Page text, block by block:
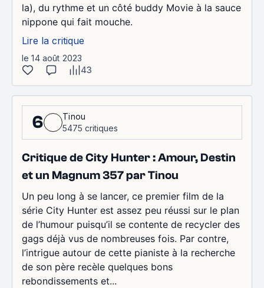
la), du rythme et un côté buddy Movie à la sauce
nippone qui fait mouche.
Lire la critique
le 14 août 2023
43
6
Tinou
5475 critiques
Critique de City Hunter : Amour, Destin
et un Magnum 357 par Tinou
Un peu long à se lancer, ce premier film de la
série City Hunter est assez peu réussi sur le plan
de l’humour puisqu’il se contente de recycler des
gags déjà vus de nombreuses fois. Par contre,
l’intrigue autour de cette pianiste à la recherche
de son père recèle quelques bons
rebondissements et...